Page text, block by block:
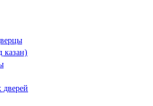
казан)
дверей